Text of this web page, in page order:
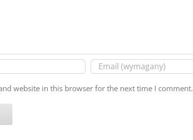
website in this browser for the next time I comment.